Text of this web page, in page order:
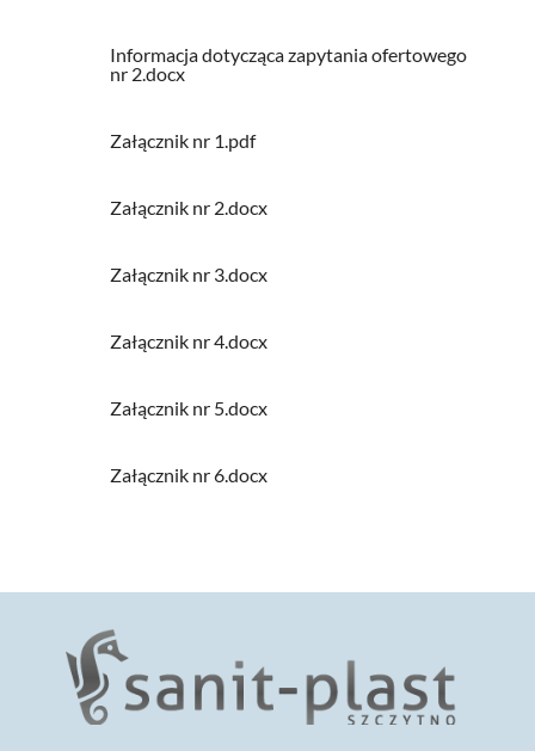
Informacja dotycząca zapytania ofertowego
nr 2.docx
Załącznik nr 1.pdf
Załącznik nr 2.docx
Załącznik nr 3.docx
Załącznik nr 4.docx
Załącznik nr 5.docx
Załącznik nr 6.docx